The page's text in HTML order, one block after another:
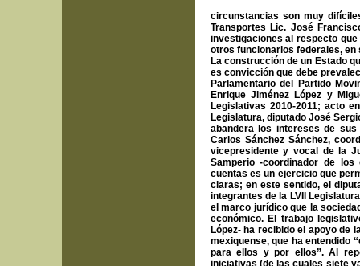
circunstancias son muy
Transportes Lic. José
investigaciones al respecto
otros funcionarios federales,
La construcción de un Estado
es convicción que debe
Parlamentario del Partido
Enrique Jiménez López y
Legislativas 2010-2011; acto
Legislatura, diputado José
abandera los intereses de
Carlos Sánchez Sánchez,
vicepresidente y vocal de la
Samperio -coordinador de
cuentas es un ejercicio que
claras; en este sentido, el
integrantes de la LVII
el marco jurídico que la
económico. El trabajo
López- ha recibido el apoyo de
mexiquense, que ha entendido
para ellos y por ellos”. Al
iniciativas (de las cuales siete